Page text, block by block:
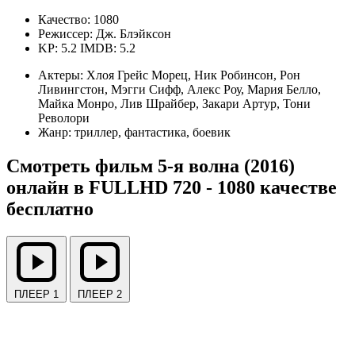
Качество: 1080
Режиссер: Дж. Блэйксон
KP: 5.2 IMDB: 5.2
Актеры: Хлоя Грейс Морец, Ник Робинсон, Рон
Ливингстон, Мэгги Сифф, Алекс Роу, Мария Белло,
Майка Монро, Лив Шрайбер, Закари Артур, Тони
Револори
Жанр: триллер, фантастика, боевик
Смотреть фильм 5-я волна (2016)
онлайн в FULLHD 720 - 1080 качестве
бесплатно
ПЛЕЕР 1 ПЛЕЕР 2